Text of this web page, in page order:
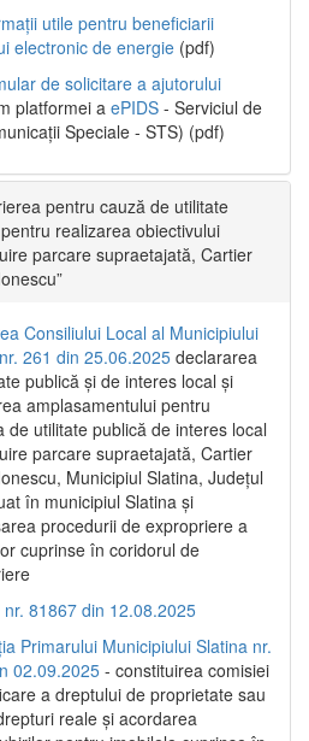
utile pentru beneficiarii
electronic de energie (pdf)
de solicitare a ajutorului
platformei a ePIDS - Serviciul de
Speciale - STS) (pdf)
pentru cauză de utilitate
realizarea obiectivului
parcare supraetajată, Cartier
Consiliului Local al Municipiului
261 din 25.06.2025 declararea
publică și de interes local și
amplasamentului pentru
de utilitate publică de interes local
parcare supraetajată, Cartier
Municipiul Slatina, Județul
în municipiul Slatina și
procedurii de expropriere a
cuprinse în coridorul de
nr. 81867 din 12.08.2025
Primarului Municipiului Slatina nr.
02.09.2025 - constituirea comisiei
a dreptului de proprietate sau
reale și acordarea